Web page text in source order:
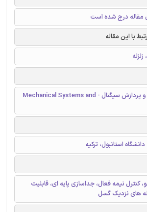
مقاله درج شده است
با این مقاله
سیستم های مکانیکی و پردازش سیگنال - Mechanical Systems and
استانبول، ترکیه
کنترل نیمه فعال، جداسازی پایه ای، قابلیت
های نزدیک گسل